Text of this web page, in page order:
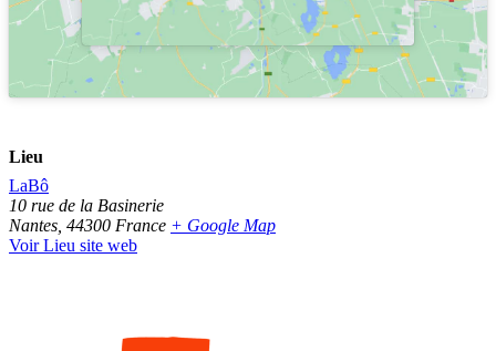
Lieu
LaBô
10 rue de la Basinerie
Nantes 44300 France + Google Map
Voir Lieu site web